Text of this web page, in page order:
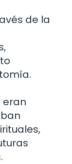
de la
eran